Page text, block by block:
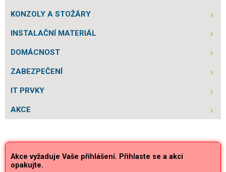
KONZOLY A STOŽÁRY
INSTALAČNÍ MATERIÁL
DOMÁCNOST
ZABEZPEČENÍ
IT PRVKY
AKCE
Akce vyžaduje Vaše přihlášení. Přihlaste se a akci
opakujte.